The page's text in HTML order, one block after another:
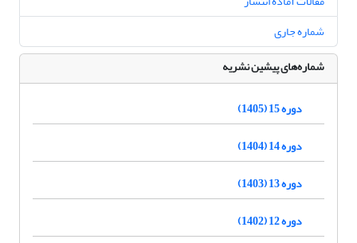
شماره جاری
شماره‌های پیشین نشریه
دوره 15 (1405)
دوره 14 (1404)
دوره 13 (1403)
دوره 12 (1402)